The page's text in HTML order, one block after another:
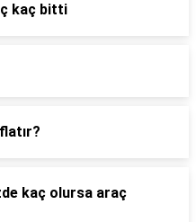
kaç bitti
kaç olursa araç